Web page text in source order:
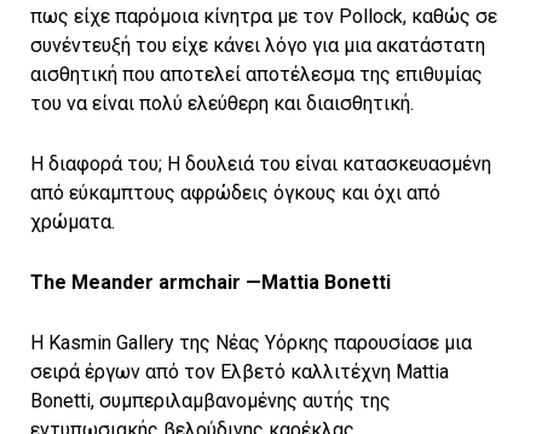
πως είχε παρόμοια κίνητρα με τον Pollock, καθώς σε
συνέντευξή του είχε κάνει λόγο για μια ακατάστατη
αισθητική που αποτελεί αποτέλεσμα της επιθυμίας
του να είναι πολύ ελεύθερη και διαισθητική.
Η διαφορά του; Η δουλειά του είναι κατασκευασμένη
από εύκαμπτους αφρώδεις όγκους και όχι από
χρώματα.
The Meander armchair —Mattia Bonetti
Η Kasmin Gallery της Νέας Υόρκης παρουσίασε μια
σειρά έργων από τον Ελβετό καλλιτέχνη Mattia
Bonetti, συμπεριλαμβανομένης αυτής της